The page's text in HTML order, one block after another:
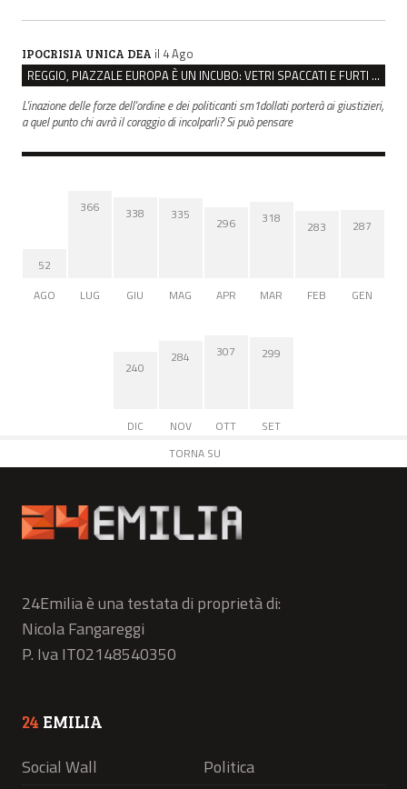
IPOCRISIA UNICA DEA il 4 Ago
REGGIO, PIAZZALE EUROPA È UN INCUBO: VETRI SPACCATI E FURTI SULLE AUTO IN SOSTA
L'inazione delle forze dell'ordine e dei politicanti sm1dollati porterà ai giustizieri,
a quel punto chi avrà il coraggio di incolparli? Si può pensare
52
AGO
366
LUG
338
GIU
335
MAG
296
APR
318
MAR
283
FEB
287
GEN
240
DIC
284
NOV
307
OTT
299
SET
TORNA SU
24Emilia è una testata di proprietà di:
Nicola Fangareggi
P. Iva IT02148540350
24 EMILIA
Social Wall
Politica